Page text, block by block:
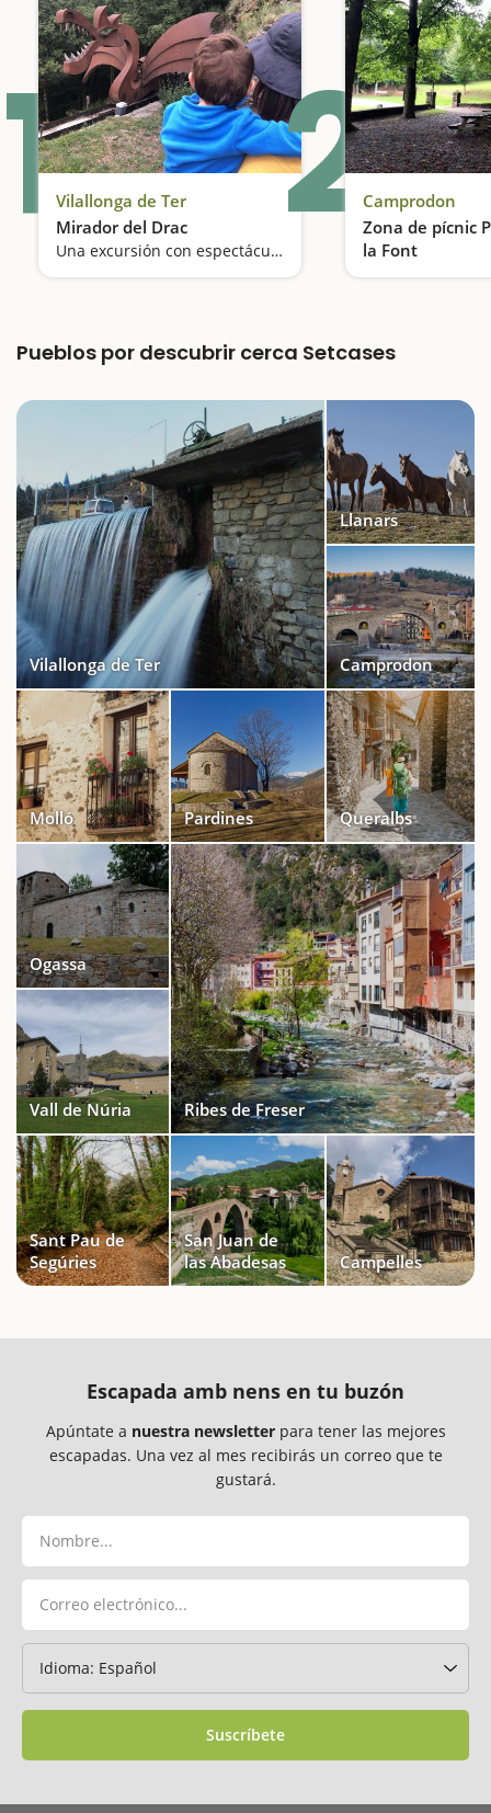
1Vilallonga de Ter
Mirador del Drac
Una excursión con espectáculo de luz y sonido2Camprodon
Zona de pícnic
la Font
Pueblos por descubrir cerca Setcases
Vilallonga de Ter
Llanars
Camprodon
Molló Pardines Queralbs
Ogassa
Vall de Núria Ribes de Freser
Sant Pau de
Segúries
San Juan de
las Abadesas
Campelles
Escapada amb nens en tu buzón
Apúntate a nuestra newsletterpara tener las mejores
escapadas. Una vez al mes recibirás un correo que te
gustará.
Suscríbete